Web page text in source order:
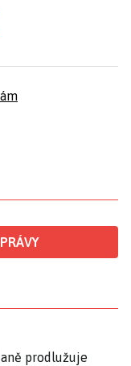
prodlužuje